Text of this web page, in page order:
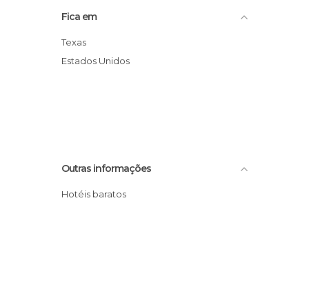
Fica em
Texas
Estados Unidos
Outras informações
Hotéis baratos